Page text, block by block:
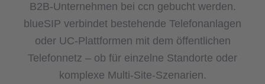
B2B-Unternehmen bei ccn gebucht werden.
blueSIP verbindet bestehende Telefonanlagen
oder UC-Plattformen mit dem öffentlichen
Telefonnetz – ob für einzelne Standorte oder
komplexe Multi-Site-Szenarien.